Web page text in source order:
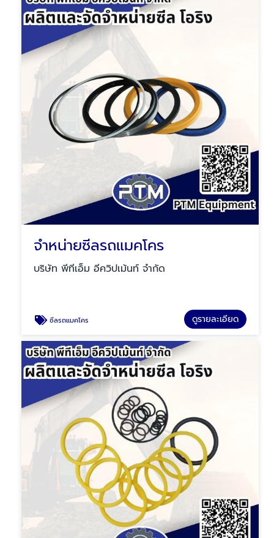
จำหน่ายซีลรถแมคโคร
บริษัท พีทีเอ็ม อีควิปเม้นท์ จำกัด
ซีลรถแมคโคร ดูรายละเอียด